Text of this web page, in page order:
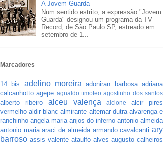
A Jovem Guarda
Num sentido estrito, a expressão "Jovem
Guarda" designou um programa da TV
Record, de São Paulo SP, estreado em
setembro de 1...
Marcadores
14 bis adelino moreira adoniran barbosa adriana
calcanhotto agepe agnaldo timoteo agostinho dos santos
alberto ribeiro alceu valença alcione
alcir pires
vermelho aldir blanc almirante altemar dutra alvarenga e
ranchinho angela maria anjos do inferno antonio almeida
antonio maria araci de almeida armando cavalcanti ary
barroso assis valente ataulfo alves augusto calheiros